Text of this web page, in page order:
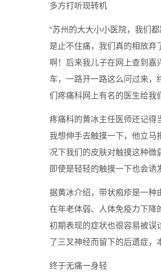
多方打听现转机
“苏州的大大小小医院，我们
是止不住痛，我们真的相放
啊！后来我儿子在网上查到嘉
车，一路开一路这么问过来，
们疼痛科网上有名的医生给我
疼痛科的黄冰主任医师还记得
我想伸手去触摸一下，他立马
况下我们的皮肤对触摸这种微
即使是轻轻的触摸一下也会诱
据黄冰介绍，带状疱疹是一种
在年老体弱、人体免疫力下降
初期表现的症状也很容易被误
了三叉神经而留下的后遗症，
终于无痛一身轻